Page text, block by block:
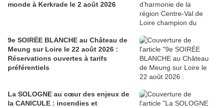
monde à Kerkrade le 2 août 2026
9e SOIRÉE BLANCHE au Château de
Meung sur Loire le 22 août 2026 :
Réservations ouvertes à tarifs
préférentiels
La SOLOGNE au cœur des enjeux de
la CANICULE : incendies et